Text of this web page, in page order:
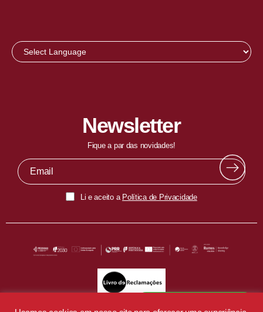
Newsletter
Fique a par das novidades!
Li e aceito a Política de Privacidade